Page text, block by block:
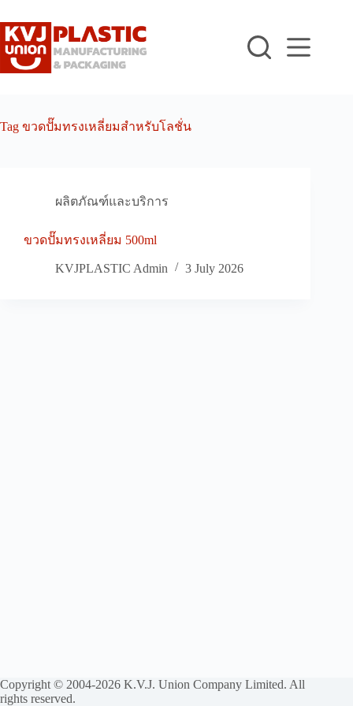
to
content
Tag ขวดปั๊มทรงเหลี่ยมสำหรับโลชั่น
ผลิตภัณฑ์และบริการ
ขวดปั๊มทรงเหลี่ยม 500ml
KVJPLASTIC Admin 3 July 2026
Copyright © 2004-2026 K.V.J. Union Company Limited. All
rights reserved.